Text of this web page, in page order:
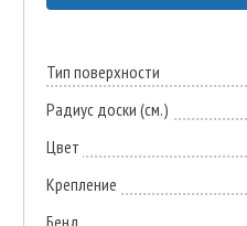
Тип поверхности
Радиус доски (см.)
Цвет
Крепление
Бенд